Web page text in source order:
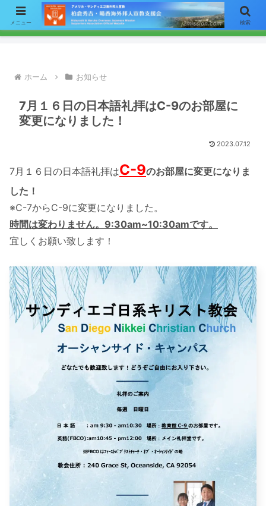
【お知らせ】ニュースレターのメールによる配信をご希望の方はここをク
リックして「お問い合わせ」フォームからアドレスをご連絡下さい。
ホーム お知らせ
7月１６日の日本語礼拝はC-9のお部屋に
変更になりました！
2023.07.12
7月１６日の日本語礼拝はC-9のお部屋に変更になりま
した！
※C-7からC-9に変更になりました。
時間は変わりません。9:30am~10:30amです。
宜しくお願い致します！
メニュー 検索